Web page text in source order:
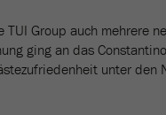
Group auch mehrere
ging an das
unter